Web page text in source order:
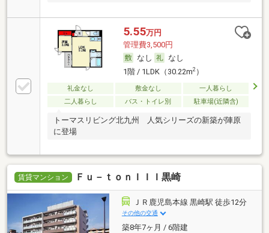
5.55万円
管理費3,500円
なし
なし
1階 / 1LDK（30.22m2）
礼金なし 敷金なし
一人暮らし
二人暮らし
バス・トイレ別 駐車場(近隣含)
トーマスリビング北九州 人気シリーズの新築が陣原
に登場
賃貸マンション Ｆｕ－ｔｏｎＩＩＩ黒崎
ＪＲ鹿児島本線 黒崎駅 徒歩12分
その他の交通
築8年7ヶ月 / 6階建